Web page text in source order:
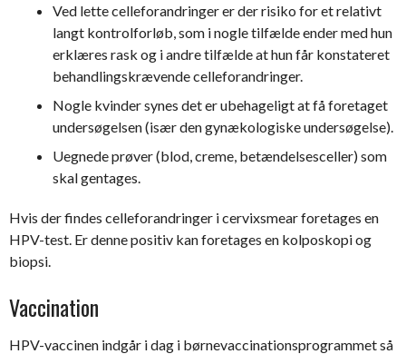
Ved lette celleforandringer er der risiko for et relativt
langt kontrolforløb, som i nogle tilfælde ender med hun
erklæres rask og i andre tilfælde at hun får konstateret
behandlingskrævende celleforandringer.
Nogle kvinder synes det er ubehageligt at få foretaget
undersøgelsen (især den gynækologiske undersøgelse).
Uegnede prøver (blod, creme, betændelsesceller) som
skal gentages.
Hvis der findes celleforandringer i cervixsmear foretages en
HPV-test. Er denne positiv kan foretages en kolposkopi og
biopsi.
Vaccination
HPV-vaccinen indgår i dag i børnevaccinationsprogrammet så